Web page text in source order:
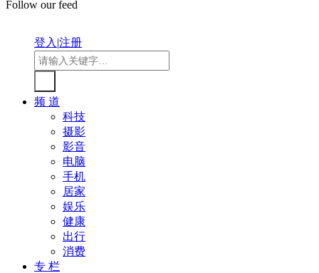
Follow our feed
登入|注册
频 道
科技
摄影
影音
电脑
手机
居家
娱乐
健康
出行
消费
专 栏